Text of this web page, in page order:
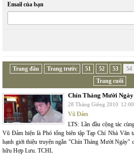
Email của bạn
Trang đầu Trang trước 51 52 53 54
Trang cuối
Chín Tháng Mười Ngày
28 Tháng Giêng 2010
Vũ Đảm
LTS: Lần đầu cộng tác
Vũ Đảm hiện là Phó tổng biên tập Tạp Chí Nhà Văn
hạnh giới thiệu truyện ngắn "Chín Tháng Mười Ngày"
hữu Hợp Lưu. TCHL